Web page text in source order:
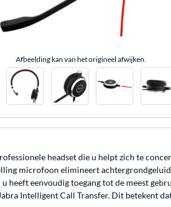
Afbeelding kan van het origineel afwijken.
headset die u helpt zich te
microfoon elimineert
heeft eenvoudig toegang tot de meest
Intelligent Call Transfer. Dit betekent